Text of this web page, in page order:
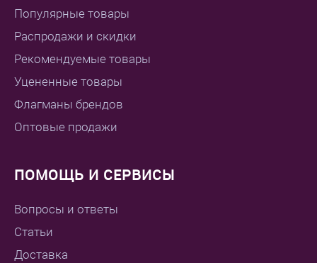
Популярные товары
Распродажи и скидки
Рекомендуемые товары
Уцененные товары
Флагманы брендов
Оптовые продажи
ПОМОЩЬ И СЕРВИСЫ
Вопросы и ответы
Статьи
Доставка